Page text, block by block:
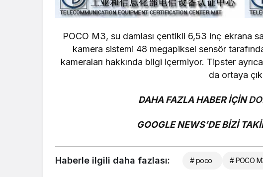
POCO M3, su damlası çentikli 6,53 inç ekrana
kamera sistemi 48 megapiksel sensör
kameraları hakkında bilgi içermiyor. Tipster
da ortaya
DAHA FAZLA HABER İÇİN
GOOGLE NEWS’DE BİZİ
Haberle ilgili daha fazlası: # poco # POCO